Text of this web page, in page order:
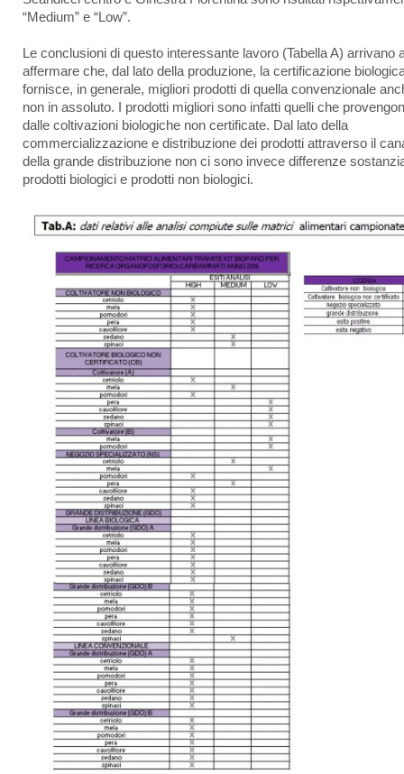
“Medium” e “Low”.
Le conclusioni di questo interessante lavoro (Tabella A) arrivano
affermare che, dal lato della produzione, la certificazione
fornisce, in generale, migliori prodotti di quella convenzionale
non in assoluto. I prodotti migliori sono infatti quelli che
dalle coltivazioni biologiche non certificate. Dal lato della
commercializzazione e distribuzione dei prodotti attraverso il
della grande distribuzione non ci sono invece differenze
prodotti biologici e prodotti non biologici.